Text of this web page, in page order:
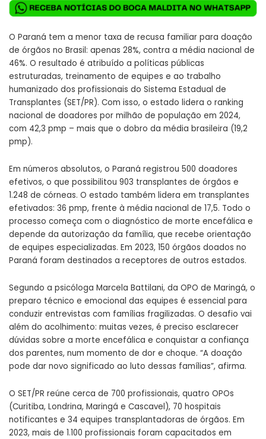
O Paraná tem a menor taxa de recusa familiar para doação
de órgãos no Brasil: apenas 28%, contra a média nacional de
46%. O resultado é atribuído a políticas públicas
estruturadas, treinamento de equipes e ao trabalho
humanizado dos profissionais do Sistema Estadual de
Transplantes (SET/PR). Com isso, o estado lidera o ranking
nacional de doadores por milhão de população em 2024,
com 42,3 pmp – mais que o dobro da média brasileira (19,2
pmp).
Em números absolutos, o Paraná registrou 500 doadores
efetivos, o que possibilitou 903 transplantes de órgãos e
1.248 de córneas. O estado também lidera em transplantes
efetivados: 36 pmp, frente à média nacional de 17,5. Todo o
processo começa com o diagnóstico de morte encefálica e
depende da autorização da família, que recebe orientação
de equipes especializadas. Em 2023, 150 órgãos doados no
Paraná foram destinados a receptores de outros estados.
Segundo a psicóloga Marcela Battilani, da OPO de Maringá, o
preparo técnico e emocional das equipes é essencial para
conduzir entrevistas com famílias fragilizadas. O desafio vai
além do acolhimento: muitas vezes, é preciso esclarecer
dúvidas sobre a morte encefálica e conquistar a confiança
dos parentes, num momento de dor e choque. “A doação
pode dar novo significado ao luto dessas famílias”, afirma.
O SET/PR reúne cerca de 700 profissionais, quatro OPOs
(Curitiba, Londrina, Maringá e Cascavel), 70 hospitais
notificantes e 34 equipes transplantadoras de órgãos. Em
2023, mais de 1.100 profissionais foram capacitados em